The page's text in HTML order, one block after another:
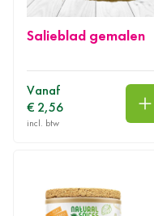
Salieblad gemalen
Vanaf
€ 2,56